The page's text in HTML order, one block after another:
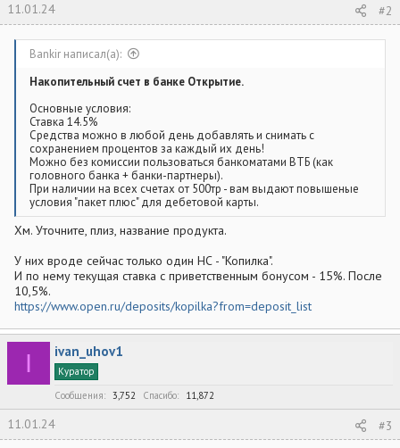
11.01.24 #2
Bankir написал(а):
Накопительный счет в банке Открытие.
Основные условия:
Ставка 14.5%
Средства можно в любой день добавлять и снимать с
сохранением процентов за каждый их день!
Можно без комиссии пользоваться банкоматами ВТБ (как
головного банка + банки-партнеры).
При наличии на всех счетах от 500тр - вам выдают повышеные
условия "пакет плюс" для дебетовой карты.
Хм. Уточните, плиз, название продукта.
У них вроде сейчас только один НС - "Копилка".
И по нему текущая ставка с приветственным бонусом - 15%. После
10,5%.
https://www.open.ru/deposits/kopilka?from=deposit_list
I ivan_uhov1
Куратор
Сообщения
3,752 Спасибо 11,872
11.01.24 #3